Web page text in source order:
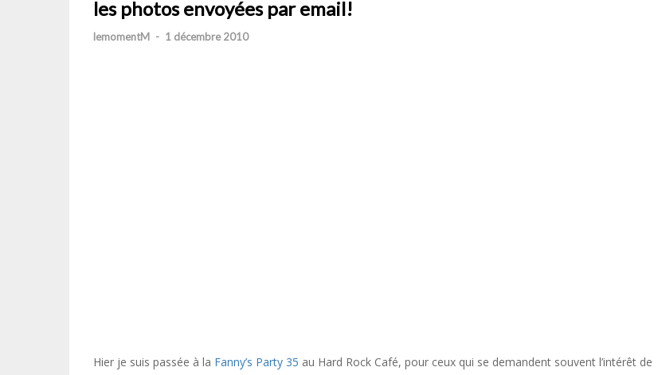
les photos envoyées par email!
lemomentM - 1 décembre 2010
Hier je suis passée à la Fanny’s Party 35 au Hard Rock Café, pour ceux qui se demandent souvent l’intérêt de